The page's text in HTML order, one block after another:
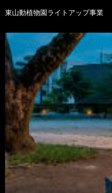
東山動植物園ライトアップ事業